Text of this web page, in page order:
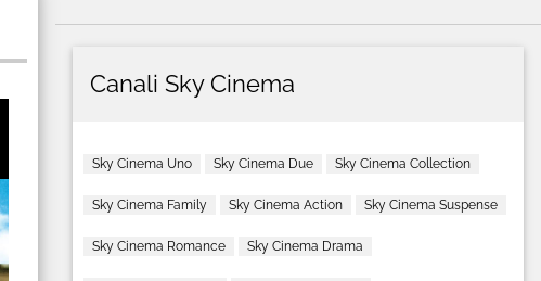
Canali Sky Cinema
Sky Cinema Uno Sky Cinema Due Sky Cinema Collection
Sky Cinema Family Sky Cinema Action Sky Cinema Suspense
Sky Cinema Romance Sky Cinema Drama